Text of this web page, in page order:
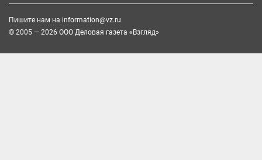
Пишите нам на information@vz.ru
© 2005 — 2026 ООО Деловая газета «Взгляд»